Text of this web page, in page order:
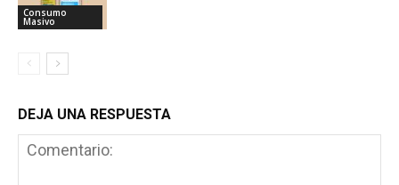
Consumo
Masivo
DEJA UNA RESPUESTA